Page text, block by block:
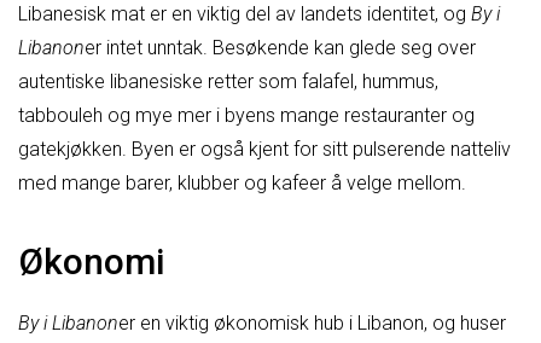
Libanesisk mat er en viktig del av landets identitet, og By i
Libanoner intet unntak. Besøkende kan glede seg over
autentiske libanesiske retter som falafel, hummus,
tabbouleh og mye mer i byens mange restauranter og
gatekjøkken. Byen er også kjent for sitt pulserende natteliv
med mange barer, klubber og kafeer å velge mellom.
Økonomi
By i Libanoner en viktig økonomisk hub i Libanon, og huser